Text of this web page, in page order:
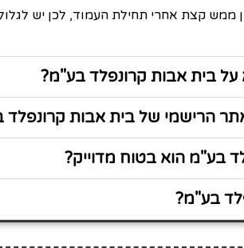
ממש קצת אחרי תחילת העמוד, לכן יש
בית אבות קרונפלד בע"מ?
הרישמי של בית אבות קרונפלד
בע"מ הוא בטוח מדוייק?
בע"מ?